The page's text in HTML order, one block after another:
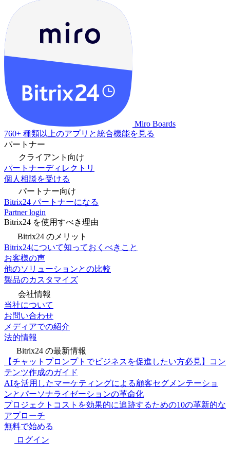
Miro Boards
760+ 種類以上のアプリと統合機能を見る
パートナー
クライアント向け
パートナーディレクトリ
個人相談を受ける
パートナー向け
Bitrix24 パートナーになる
Partner login
Bitrix24 を使用すべき理由
Bitrix24 のメリット
Bitrix24について知っておくべきこと
お客様の声
他のソリューションとの比較
製品のカスタマイズ
会社情報
当社について
お問い合わせ
メディアでの紹介
法的情報
Bitrix24 の最新情報
【チャットプロンプトでビジネスを促進したい方必見】コン
テンツ作成のガイド
AIを活用したマーケティングによる顧客セグメンテーショ
ンとパーソナライゼーションの革命化
プロジェクトコストを効果的に追跡するための10の革新的な
アプローチ
無料で始める
ログイン